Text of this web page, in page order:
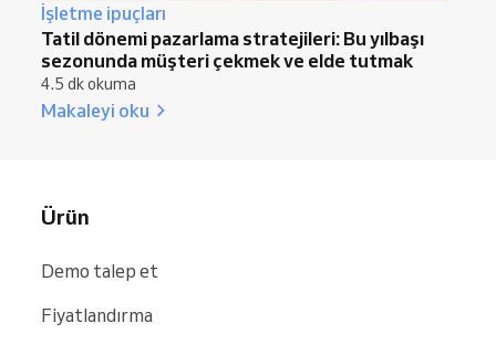
İşletme ipuçları
Tatil dönemi pazarlama stratejileri: Bu yılbaşı
sezonunda müşteri çekmek ve elde tutmak
4.5 dk okuma
Makaleyi oku
Ürün
Demo talep et
Fiyatlandırma